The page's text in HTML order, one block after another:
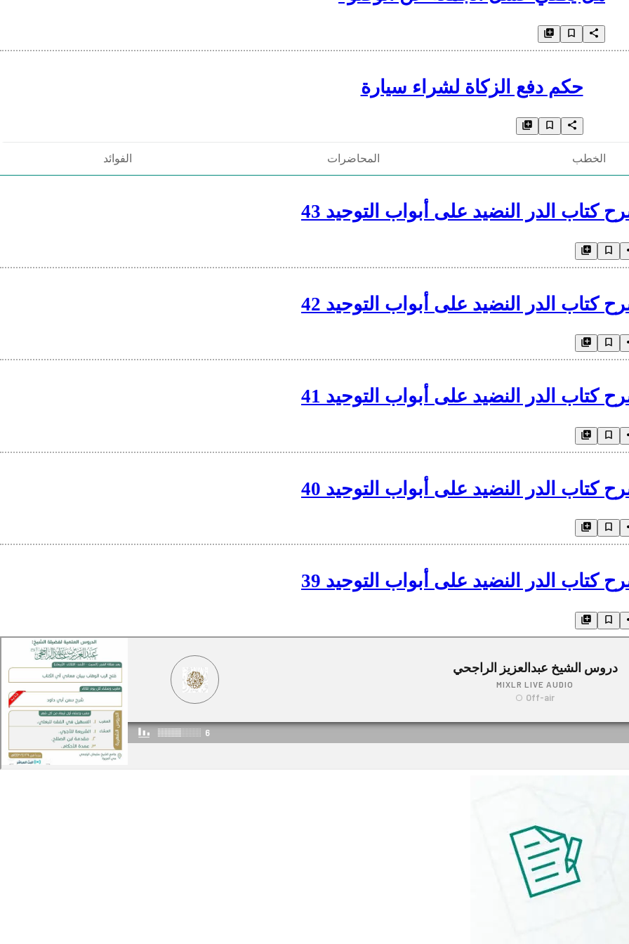
حكم دفع الزكاة لشراء سيارة
الخطب المحاضرات الفوائد
كتاب الدر النضيد على أبواب التوحيد 43
كتاب الدر النضيد على أبواب التوحيد 42
كتاب الدر النضيد على أبواب التوحيد 41
كتاب الدر النضيد على أبواب التوحيد 40
كتاب الدر النضيد على أبواب التوحيد 39